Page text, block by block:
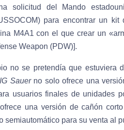
solicitud del Mando
para encontrar un kit
M4A1 con el que crear un
Weapon (PDW)].
no se pretendía que estuviera
Sauerno solo ofrece una
usuarios finales de unidades
una versión de cañón
semiautomático para su venta al